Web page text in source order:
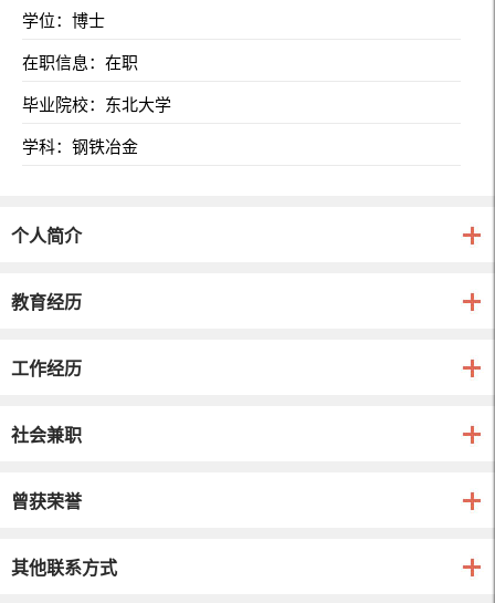
学位：博士
在职信息：在职
毕业院校：东北大学
学科：钢铁冶金
个人简介
教育经历
工作经历
社会兼职
曾获荣誉
其他联系方式